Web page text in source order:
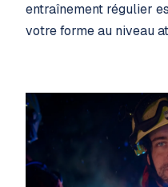
entraînement régulier
votre forme au niveau